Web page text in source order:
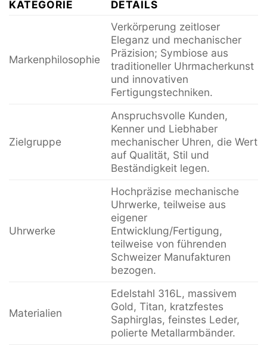
KATEGORIE DETAILS
Markenphilosophie
Verkörperung zeitloser
Eleganz und mechanischer
Präzision; Symbiose aus
traditioneller Uhrmacherkunst
und innovativen
Fertigungstechniken.
Zielgruppe
Anspruchsvolle Kunden,
Kenner und Liebhaber
mechanischer Uhren, die Wert
auf Qualität, Stil und
Beständigkeit legen.
Uhrwerke
Hochpräzise mechanische
Uhrwerke, teilweise aus
eigener
Entwicklung/Fertigung,
teilweise von führenden
Schweizer Manufakturen
bezogen.
Materialien
Edelstahl 316L, massivem
Gold, Titan, kratzfestes
Saphirglas, feinstes Leder,
polierte Metallarmbänder.